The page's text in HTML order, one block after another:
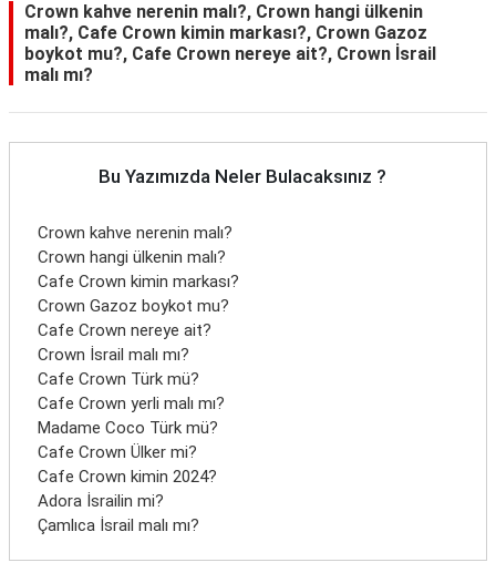
Crown kahve nerenin malı?, Crown hangi ülkenin
malı?, Cafe Crown kimin markası?, Crown Gazoz
boykot mu?, Cafe Crown nereye ait?, Crown İsrail
malı mı?
Bu Yazımızda Neler Bulacaksınız ?
Crown kahve nerenin malı?
Crown hangi ülkenin malı?
Cafe Crown kimin markası?
Crown Gazoz boykot mu?
Cafe Crown nereye ait?
Crown İsrail malı mı?
Cafe Crown Türk mü?
Cafe Crown yerli malı mı?
Madame Coco Türk mü?
Cafe Crown Ülker mi?
Cafe Crown kimin 2024?
Adora İsrailin mi?
Çamlıca İsrail malı mı?